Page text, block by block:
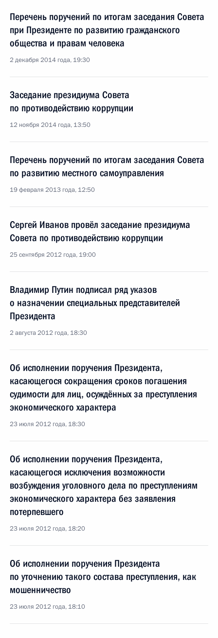
Перечень поручений по итогам заседания Совета
при Президенте по развитию гражданского
общества и правам человека
2 декабря 2014 года, 19:30
Заседание президиума Совета
по противодействию коррупции
12 ноября 2014 года, 13:50
Перечень поручений по итогам заседания Совета
по развитию местного самоуправления
19 февраля 2013 года, 12:50
Сергей Иванов провёл заседание президиума
Совета по противодействию коррупции
25 сентября 2012 года, 19:00
Владимир Путин подписал ряд указов
о назначении специальных представителей
Президента
2 августа 2012 года, 18:30
Об исполнении поручения Президента,
касающегося сокращения сроков погашения
судимости для лиц, осуждённых за преступления
экономического характера
23 июля 2012 года, 18:30
Об исполнении поручения Президента,
касающегося исключения возможности
возбуждения уголовного дела по преступлениям
экономического характера без заявления
потерпевшего
23 июля 2012 года, 18:20
Об исполнении поручения Президента
по уточнению такого состава преступления, как
мошенничество
23 июля 2012 года, 18:10